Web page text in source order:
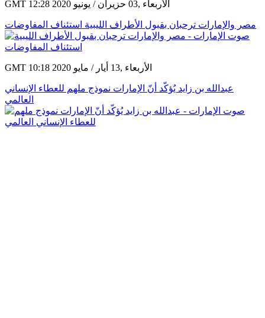
GMT 12:28 2020 الأربعاء ,03 حزيران / يونيو
مصر والإمارات ترحبان بقبول الأطراف الليبية استئناف المفاوضات
GMT 10:18 2020 الأربعاء ,13 أيار / مايو
عبدالله بن زايد يُؤكّد أنّ الإمارات نموذج ملهم للعطاء الإنساني
العالمي